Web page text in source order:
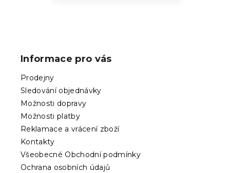
Informace pro vás
Prodejny
Sledování objednávky
Možnosti dopravy
Možnosti platby
Reklamace a vrácení zboží
Kontakty
Všeobecné Obchodní podmínky
Ochrana osobních údajů